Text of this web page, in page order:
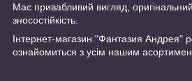
Має привабливий вигляд,
зносостійкість.
Інтернет-магазин "Фантазия Андрея"
ознайомиться з усім нашим